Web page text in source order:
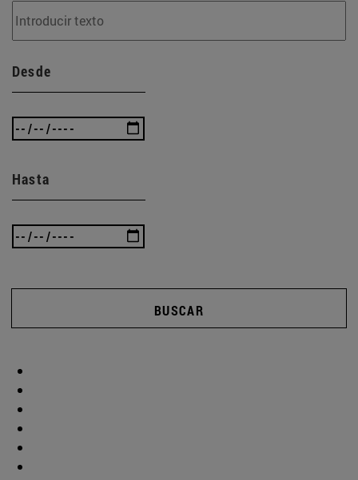
Desde
Hasta
BUSCAR